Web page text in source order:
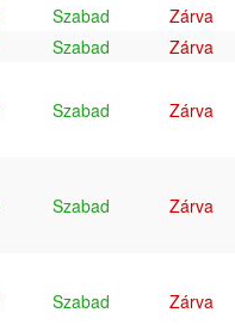
Szabad
Zárva
Szabad
Zárva
Szabad Zárva
Szabad Zárva
Szabad Zárva